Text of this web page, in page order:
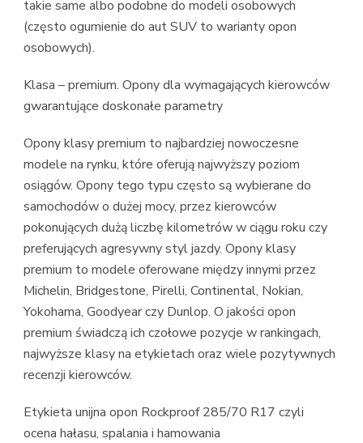
takie same albo podobne do modeli osobowych
(często ogumienie do aut SUV to warianty opon
osobowych).
Klasa – premium. Opony dla wymagających kierowców
gwarantujące doskonałe parametry
Opony klasy premium to najbardziej nowoczesne
modele na rynku, które oferują najwyższy poziom
osiągów. Opony tego typu często są wybierane do
samochodów o dużej mocy, przez kierowców
pokonujących dużą liczbę kilometrów w ciągu roku czy
preferujących agresywny styl jazdy. Opony klasy
premium to modele oferowane między innymi przez
Michelin, Bridgestone, Pirelli, Continental, Nokian,
Yokohama, Goodyear czy Dunlop. O jakości opon
premium świadczą ich czołowe pozycje w rankingach,
najwyższe klasy na etykietach oraz wiele pozytywnych
recenzji kierowców.
Etykieta unijna opon Rockproof 285/70 R17 czyli
ocena hałasu, spalania i hamowania